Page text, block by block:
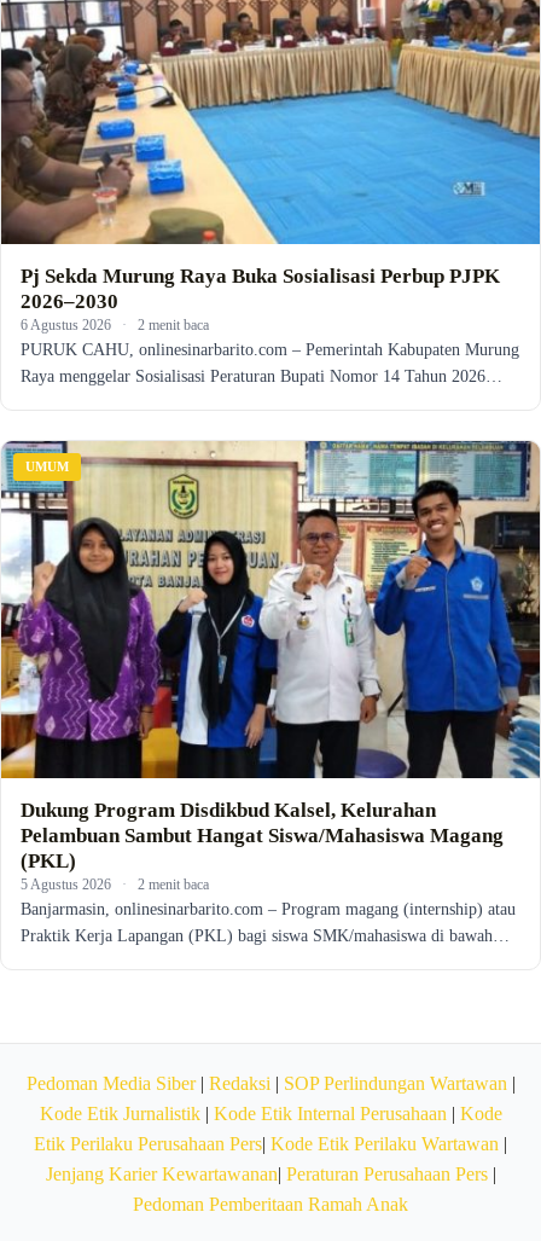
Pj Sekda Murung Raya Buka Sosialisasi Perbup PJPK
2026–2030
6 Agustus 2026 · 2 menit baca
PURUK CAHU, onlinesinarbarito.com – Pemerintah Kabupaten Murung
Raya menggelar Sosialisasi Peraturan Bupati Nomor 14 Tahun 2026…
UMUM
Dukung Program Disdikbud Kalsel, Kelurahan
Pelambuan Sambut Hangat Siswa/Mahasiswa Magang
(PKL)
5 Agustus 2026 · 2 menit baca
Banjarmasin, onlinesinarbarito.com – Program magang (internship) atau
Praktik Kerja Lapangan (PKL) bagi siswa SMK/mahasiswa di bawah…
Pedoman Media Siber| Redaksi | SOP Perlindungan Wartawan |
Kode Etik Jurnalistik| Kode Etik Internal Perusahaan | Kode
Etik Perilaku Perusahaan Pers| Kode Etik Perilaku Wartawan |
Jenjang Karier Kewartawanan| Peraturan Perusahaan Pers|
Pedoman Pemberitaan Ramah Anak